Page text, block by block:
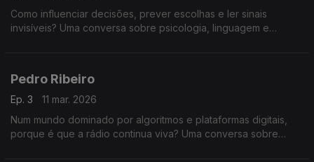
Como influenciar decisões, prever escolhas e ler sinais
invisíveis? Uma conversa sobre psicologia, linguagem e
Pedro Ribeiro
Ep. 3
11 mar. 2026
Num mundo dominado por algoritmos e plataformas digitais,
porque é que a rádio continua viva? Uma conversa sobre